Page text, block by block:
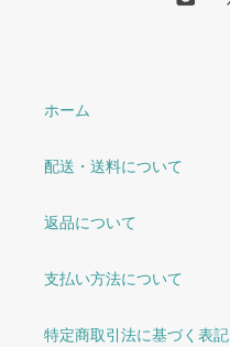
ホーム
配送・送料について
返品について
支払い方法について
特定商取引法に基づく表記